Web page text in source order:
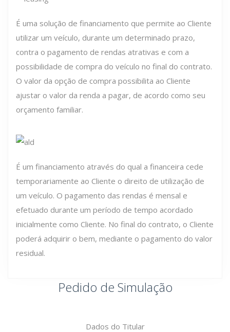
É uma solução de financiamento que permite ao Cliente
utilizar um veículo, durante um determinado prazo,
contra o pagamento de rendas atrativas e com a
possibilidade de compra do veículo no final do contrato.
O valor da opção de compra possibilita ao Cliente
ajustar o valor da renda a pagar, de acordo como seu
orçamento familiar.
É um financiamento através do qual a financeira cede
temporariamente ao Cliente o direito de utilização de
um veículo. O pagamento das rendas é mensal e
efetuado durante um período de tempo acordado
inicialmente como Cliente. No final do contrato, o Cliente
poderá adquirir o bem, mediante o pagamento do valor
residual.
Pedido de Simulação
Dados do Titular